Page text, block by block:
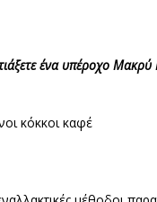
ένα υπέροχο
κόκκοι καφέ